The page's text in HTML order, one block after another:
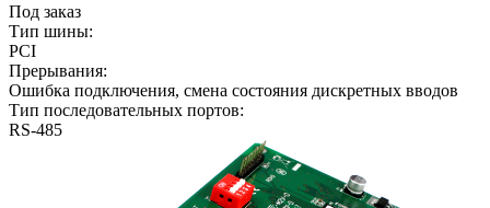
Под заказ
Тип шины:
PCI
Прерывания:
Ошибка подключения, смена состояния дискретных вводов
Тип последовательных портов:
RS-485